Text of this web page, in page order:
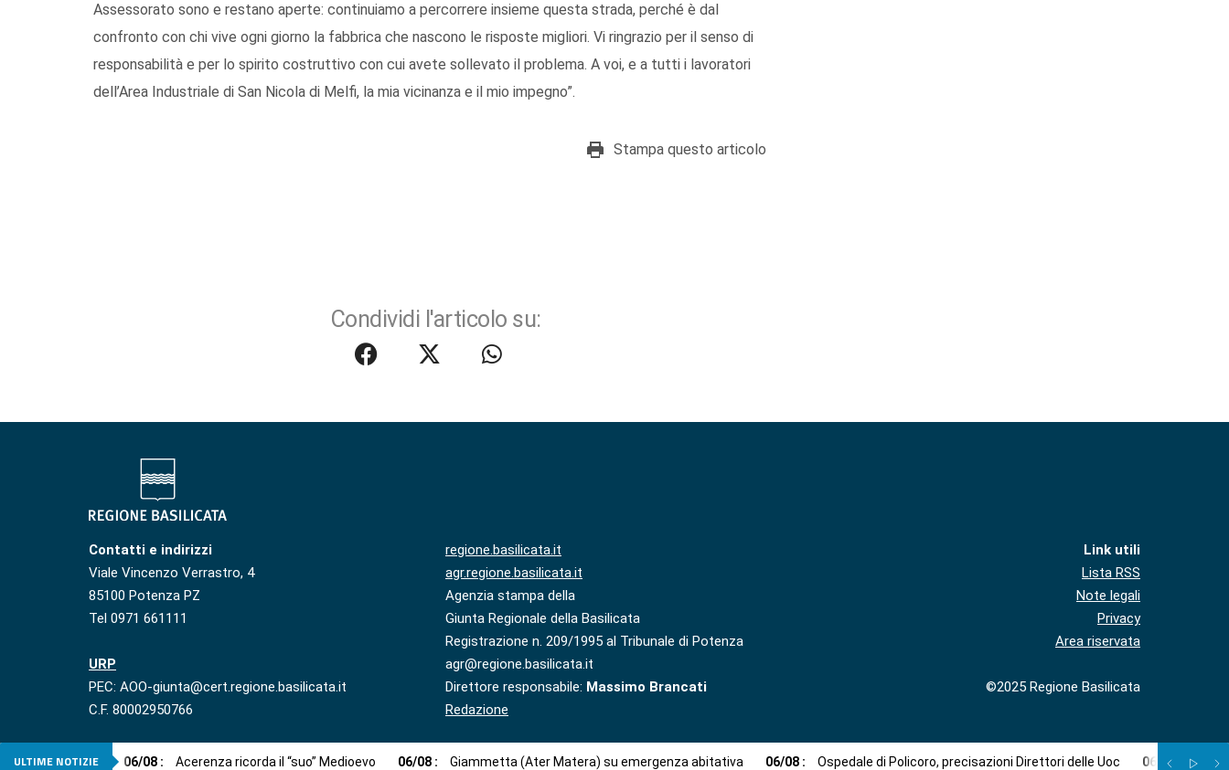
Assessorato sono e restano aperte: continuiamo a percorrere insieme questa strada, perché è dal
confronto con chi vive ogni giorno la fabbrica che nascono le risposte migliori. Vi ringrazio per il senso di
responsabilità e per lo spirito costruttivo con cui avete sollevato il problema. A voi, e a tutti i lavoratori
dell’Area Industriale di San Nicola di Melfi, la mia vicinanza e il mio impegno”.
Stampa questo articolo
Condividi l'articolo su:
Contatti e indirizzi
Viale Vincenzo Verrastro, 4
85100 Potenza PZ
Tel 0971 661111
URP
PEC: AOO-giunta@cert.regione.basilicata.it
C.F. 80002950766
regione.basilicata.it
agr.regione.basilicata.it
Agenzia stampa della
Giunta Regionale della Basilicata
Registrazione n. 209/1995 al Tribunale di Potenza
agr@regione.basilicata.it
Direttore responsabile: Massimo Brancati
Redazione
Link utili
Lista RSS
Note legali
Privacy
Area riservata
©2025 Regione Basilicata
ULTIME NOTIZIE 06/08 : Acerenza ricorda il “suo” Medioevo 06/08 : Giammetta (Ater Matera) su emergenza abitativa 06/08 : Ospedale di Policoro, precisazioni Direttori delle Uoc 06 08